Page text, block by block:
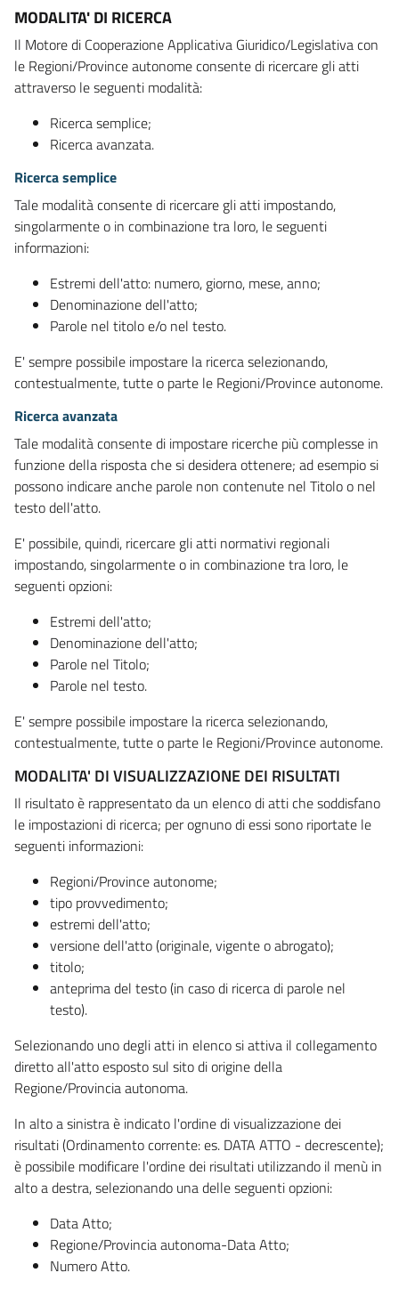
MODALITA' DI RICERCA
Il Motore di Cooperazione Applicativa Giuridico/Legislativa con
le Regioni/Province autonome consente di ricercare gli atti
attraverso le seguenti modalità:
Ricerca semplice;
Ricerca avanzata.
Ricerca semplice
Tale modalità consente di ricercare gli atti impostando,
singolarmente o in combinazione tra loro, le seguenti
informazioni:
Estremi dell'atto: numero, giorno, mese, anno;
Denominazione dell'atto;
Parole nel titolo e/o nel testo.
E' sempre possibile impostare la ricerca selezionando,
contestualmente, tutte o parte le Regioni/Province autonome.
Ricerca avanzata
Tale modalità consente di impostare ricerche più complesse in
funzione della risposta che si desidera ottenere; ad esempio si
possono indicare anche parole non contenute nel Titolo o nel
testo dell'atto.
E' possibile, quindi, ricercare gli atti normativi regionali
impostando, singolarmente o in combinazione tra loro, le
seguenti opzioni:
Estremi dell'atto;
Denominazione dell'atto;
Parole nel Titolo;
Parole nel testo.
E' sempre possibile impostare la ricerca selezionando,
contestualmente, tutte o parte le Regioni/Province autonome.
MODALITA' DI VISUALIZZAZIONE DEI RISULTATI
Il risultato è rappresentato da un elenco di atti che soddisfano
le impostazioni di ricerca; per ognuno di essi sono riportate le
seguenti informazioni:
Regioni/Province autonome;
tipo provvedimento;
estremi dell'atto;
versione dell'atto (originale, vigente o abrogato);
titolo;
anteprima del testo (in caso di ricerca di parole nel
testo).
Selezionando uno degli atti in elenco si attiva il collegamento
diretto all'atto esposto sul sito di origine della
Regione/Provincia autonoma.
In alto a sinistra è indicato l'ordine di visualizzazione dei
risultati (Ordinamento corrente: es. DATA ATTO - decrescente);
è possibile modificare l'ordine dei risultati utilizzando il menù in
alto a destra, selezionando una delle seguenti opzioni:
Data Atto;
Regione/Provincia autonoma-Data Atto;
Numero Atto.